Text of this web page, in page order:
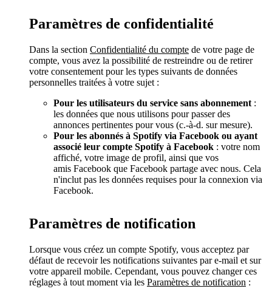
Paramètres de confidentialité
Dans la section Confidentialité du compte de votre page de
compte, vous avez la possibilité de restreindre ou de retirer
votre consentement pour les types suivants de données
personnelles traitées à votre sujet :
Pour les utilisateurs du service sans abonnement :
les données que nous utilisons pour passer des
annonces pertinentes pour vous (c.-à-d. sur mesure).
Pour les abonnés à Spotify via Facebook ou ayant
associé leur compte Spotify à Facebook : votre nom
affiché, votre image de profil, ainsi que vos
amis Facebook que Facebook partage avec nous. Cela
n'inclut pas les données requises pour la connexion via
Facebook.
Paramètres de notification
Lorsque vous créez un compte Spotify, vous acceptez par
défaut de recevoir les notifications suivantes par e-mail et sur
votre appareil mobile. Cependant, vous pouvez changer ces
réglages à tout moment via les Paramètres de notification :